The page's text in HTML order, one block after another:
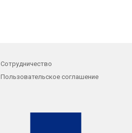
Сотрудничество
Пользовательское соглашение